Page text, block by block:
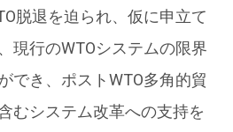
脱退を迫られ、仮に申立て
現行のWTOシステムの限界
でき、ポストWTO多角的貿
むシステム改革への支持を